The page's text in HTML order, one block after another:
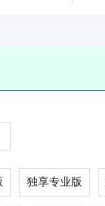
独享专业版